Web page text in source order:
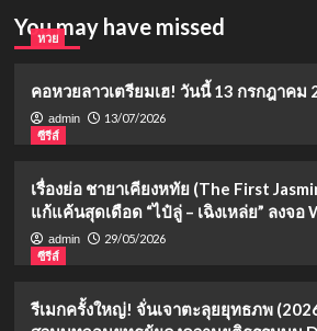
You may have missed
หวย
คอหวยลาวเตรียมเฮ! วันนี้ 13 กรกฎาคม
admin
13/07/2026
ซีรีส์
เรื่องย่อ ชายาเคียงหทัย (The First
แก้แค้นสุดเดือด “ไป๋ลู่ – เฉิงเหล่ย” ลงจอ
admin
29/05/2026
ซีรีส์
รีเมกครั้งใหญ่! จั่นเจาตะลุยยุทธภพ